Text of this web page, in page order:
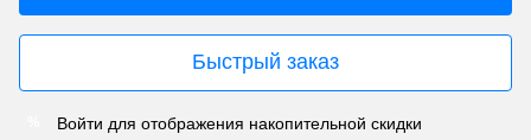
Быстрый заказ
Войти для отображения накопительной скидки